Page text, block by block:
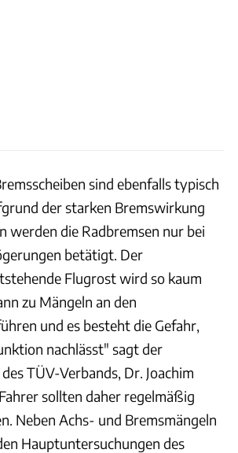
sind ebenfalls typisch
der starken Bremswirkung
werden die Radbremsen nur bei
betätigt. Der
Flugrost wird so kaum
zu Mängeln an den
und es besteht die Gefahr,
nachlässt" sagt der
TÜV-Verbands, Dr. Joachim
sollten daher regelmäßig
Neben Achs- und Bremsmängeln
Hauptuntersuchungen des